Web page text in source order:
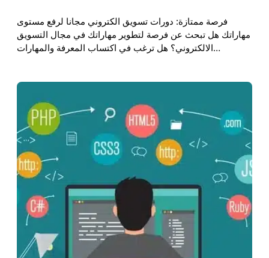
فرصة ممتازة: دورات تسويق الكتروني مجانا لرفع مستوى
مهاراتك هل تبحث عن فرصة لتطوير مهاراتك في مجال التسويق
الالكتروني؟ هل ترغب في اكتساب المعرفة والمهارات…